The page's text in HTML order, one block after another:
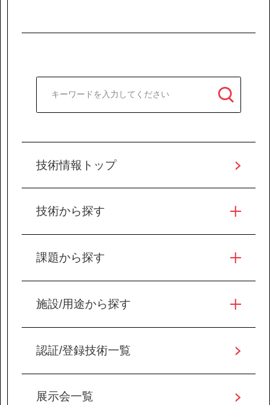
技術情報トップ
技術から探す
課題から探す
施設/用途から探す
認証/登録技術一覧
展示会一覧